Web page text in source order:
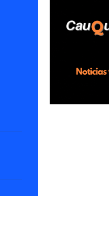
en el sector
Pelluhue. Allí,
plantación de